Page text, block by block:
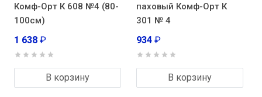
Комф-Орт К 608 №4 (80-
100см)
1 638 ₽
В корзину
паховый Комф-Орт К
301 № 4
934 ₽
В корзину